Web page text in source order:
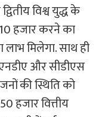
विश्व युद्ध के
हजार करने का
मिलेगा. साथ ही
और सीडीएस
की स्थिति को
हजार वित्तीय